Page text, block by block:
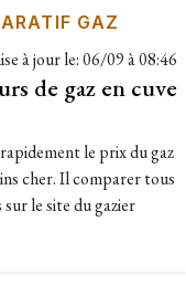
GAZ
à jour le:06/09 à 08:46
de gaz en cuve
le prix du gaz
cher. Il comparer tous
le site du gazier